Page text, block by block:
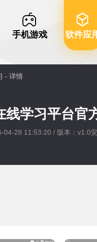
手机游戏 软件应
- 详情
线学习平台官
04-28 11:53:20 / 版本：v1.0